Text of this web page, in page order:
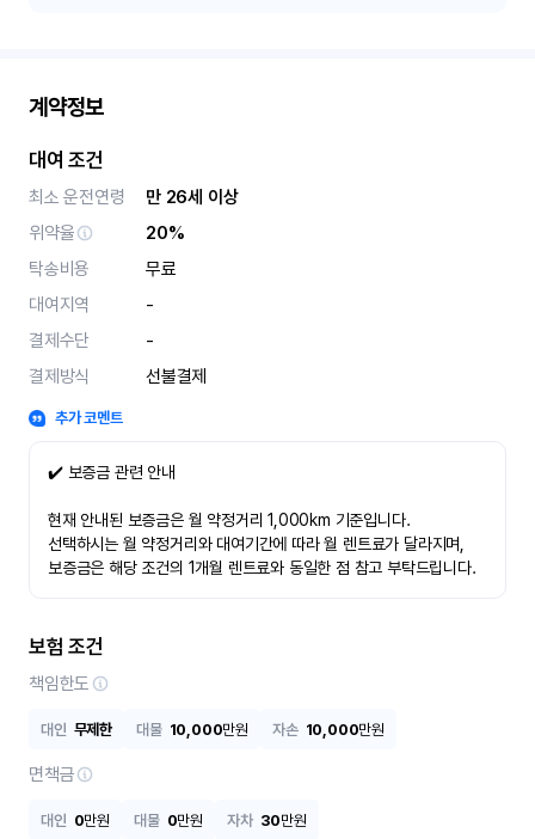
계약정보
대여 조건
최소 운전연령
만 26세 이상
위약율
20%
탁송비용
무료
대여지역
-
결제수단
-
결제방식
선불결제
추가 코멘트
✔️ 보증금 관련 안내
현재 안내된 보증금은 월 약정거리 1,000km 기준입니다.
선택하시는 월 약정거리와 대여기간에 따라 월 렌트료가 달라지며,
보증금은 해당 조건의 1개월 렌트료와 동일한 점 참고 부탁드립니다.
보험 조건
책임한도
대인 무제한 대물 10,000만원 자손 10,000만원
면책금
대인 0만원 대물 0만원 자차 30만원